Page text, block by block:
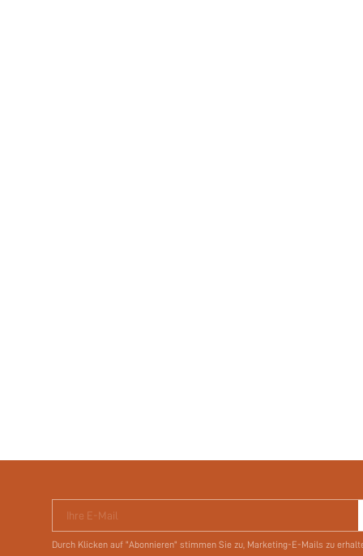
Ihre E-Mail
Durch Klicken auf "Abonnieren" stimmen Sie zu, Marketing-E-Mails zu